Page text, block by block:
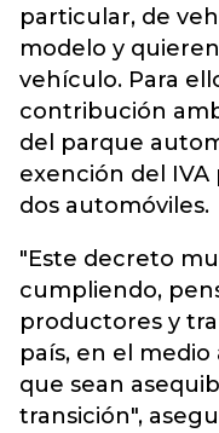
particular, de
modelo y
vehículo. Para
contribución
del parque
exención del
dos automóviles.
"Este decreto
cumpliendo,
productores y
país, en el
que sean
transición",